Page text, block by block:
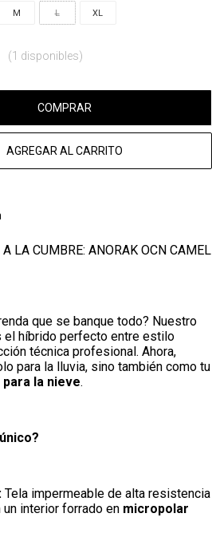
M L XL
(1 disponibles)
COMPRAR
AGREGAR AL CARRITO
LA CUMBRE: ANORAK OCN CAMEL
que se banque todo? Nuestro
el híbrido perfecto entre estilo
técnica profesional. Ahora,
para la lluvia, sino también como tu
la nieve.
Tela impermeable de alta resistencia
un interior forrado en micropolar